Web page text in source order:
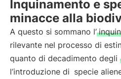
Inquinamento e
minacce alla
A questo si sommano l’
rilevante nel processo di
quanto di decadimento degli
l’introduzione di specie